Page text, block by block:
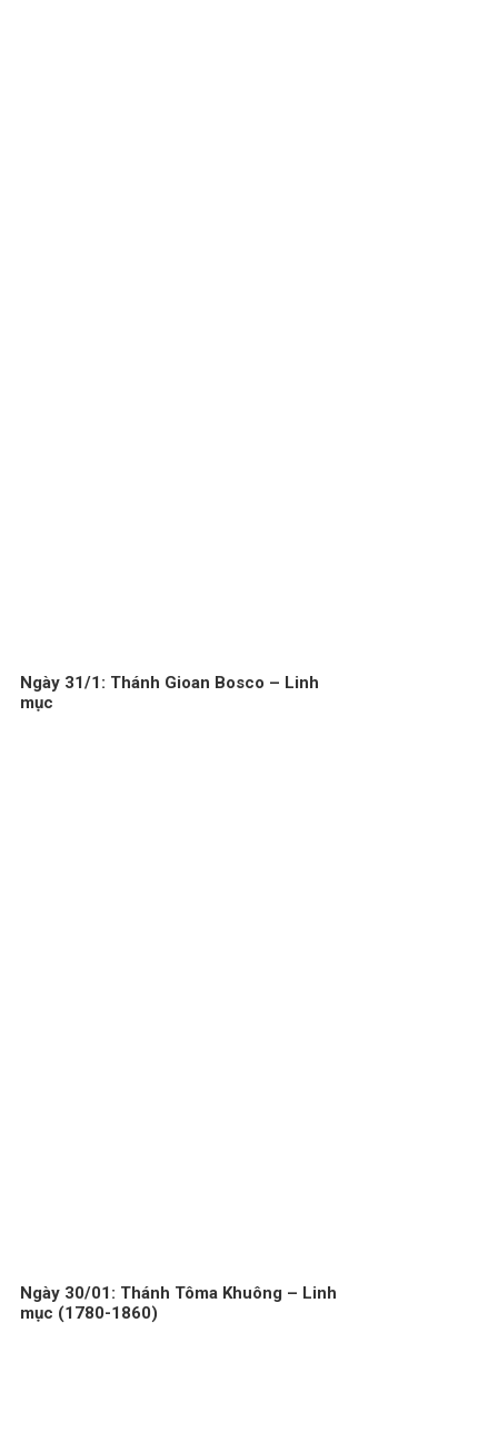
Ngày 31/1: Thánh Gioan Bosco – Linh
mục
Ngày 30/01: Thánh Tôma Khuông – Linh
mục (1780-1860)